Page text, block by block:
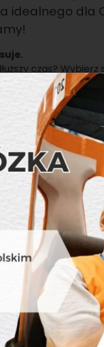
idealnego dla
czas?
w wybranych
wynagrodzenie
nieprzyjemnych
i boisz się
takiej jak People
wykształcenia.
pracy za granicą.
wrzuca
za granicą,